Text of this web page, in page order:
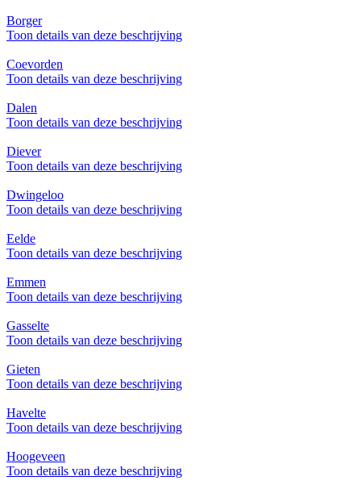
Borger
Toon details van deze beschrijving
Coevorden
Toon details van deze beschrijving
Dalen
Toon details van deze beschrijving
Diever
Toon details van deze beschrijving
Dwingeloo
Toon details van deze beschrijving
Eelde
Toon details van deze beschrijving
Emmen
Toon details van deze beschrijving
Gasselte
Toon details van deze beschrijving
Gieten
Toon details van deze beschrijving
Havelte
Toon details van deze beschrijving
Hoogeveen
Toon details van deze beschrijving